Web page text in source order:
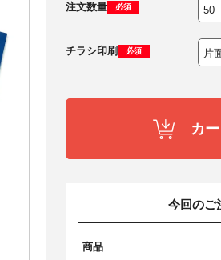
注文数量 必須
チラシ印刷 必須
カ
今回のご
商品